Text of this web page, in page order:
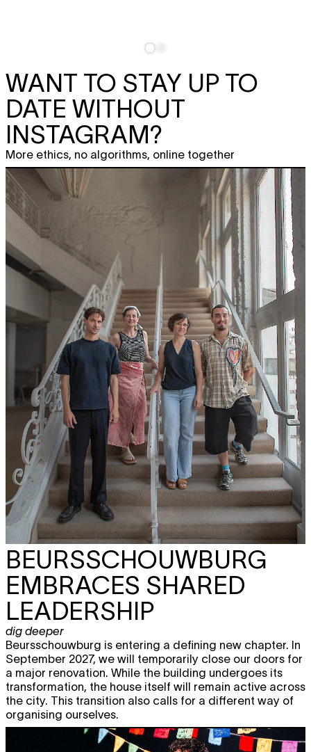
WANT TO STAY UP TO
DATE WITHOUT
INSTAGRAM?
More ethics, no algorithms, online together
BEURSSCHOUWBURG
EMBRACES SHARED
LEADERSHIP
dig deeper
Beursschouwburg is entering a defining new chapter. In
September 2027, we will temporarily close our doors for
a major renovation. While the building undergoes its
transformation, the house itself will remain active across
the city. This transition also calls for a different way of
organising ourselves.